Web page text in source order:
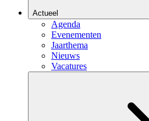
Actueel
Agenda
Evenementen
Jaarthema
Nieuws
Vacatures